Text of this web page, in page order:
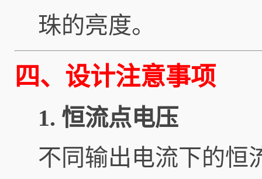
珠的亮度。
四、设计注意事项
1. 恒流点电压
不同输出电流下的恒